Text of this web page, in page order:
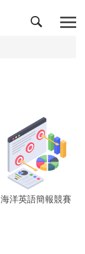
海洋英語簡報競賽